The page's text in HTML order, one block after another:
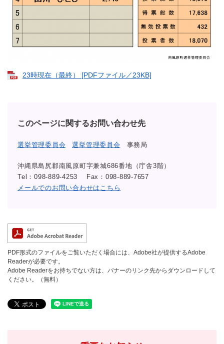
23時現在（最終） [PDFファイル／23KB]
このページに関するお問い合わせ先
選挙管理委員会 選挙管理委員会 事務局
沖縄県島尻郡南風原町字兼城686番地（庁舎3階）
Tel：098-889-4253
Fax：098-889-7657
メールでのお問い合わせはこちら
PDF形式のファイルをご覧いただく場合には、Adobe社が提供するAdobe
Readerが必要です。
Adobe Readerをお持ちでない方は、バナーのリンク先からダウンロードして
ください。（無料）